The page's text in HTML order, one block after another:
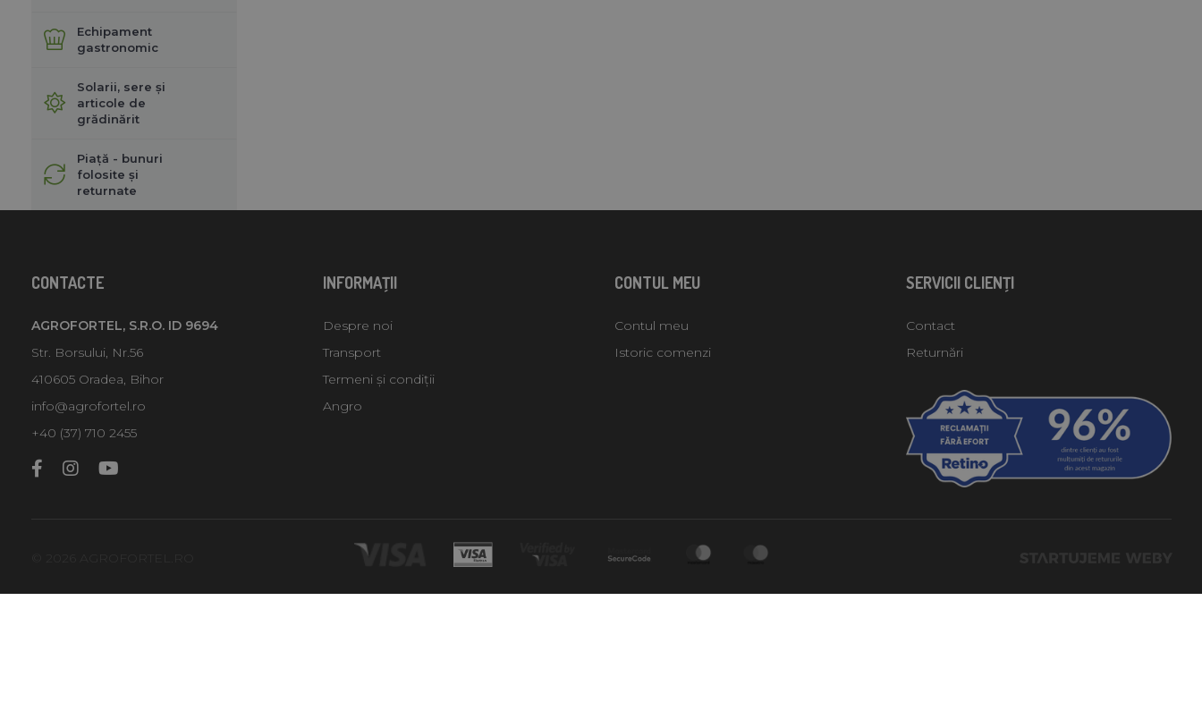
Echipament
gastronomic
Solarii, sere și
articole de
grădinărit
Piață - bunuri
folosite și
returnate
CONTACTE
AGROFORTEL, S.R.O. ID 9694
Str. Borsului, Nr.56
410605 Oradea, Bihor
info@agrofortel.ro
+40 (37) 710 2455
INFORMAŢII
Despre noi
Transport
Termeni și condiții
Angro
CONTUL MEU
Contul meu
Istoric comenzi
SERVICII CLIENŢI
Contact
Returnări